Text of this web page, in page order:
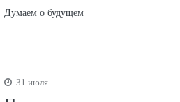
Думаем о будущем
31 июля